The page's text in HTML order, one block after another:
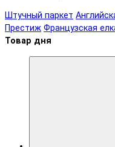
Штучный паркет
Престиж Французская
Товар дня